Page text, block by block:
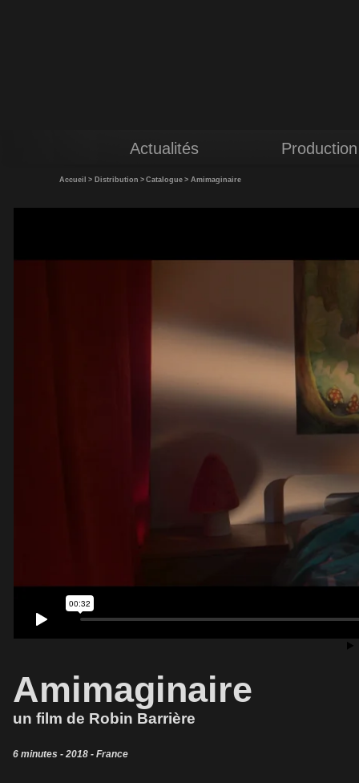
Actualités Production
Accueil > Distribution > Catalogue > Amimaginaire
Amimaginaire
un film de Robin Barrière
6 minutes - 2018 - France